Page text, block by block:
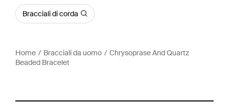
Bracciali di corda
Home Bracciali da uomo
Chrysoprase And Quartz
Beaded Bracelet